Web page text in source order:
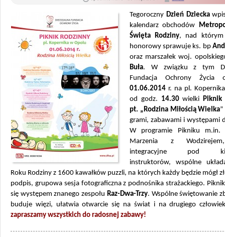
Tegoroczny Dzień Dziecka
kalendarz obchodów
Święta Rodziny, nad którym
honorowy sprawuje ks. bp
oraz marszałek woj.
Buła. W związku z tym
Fundacja Ochrony Życia
01.06.2014 r. na pl.
od godz. 14.30wielkiPiknik
pt. „Rodzina Miłością Wielka
grami, zabawami i występami
W programie Pikniku m.in.
Marzenia z
integracyjne pod
instruktorów, wspólne
Roku Rodziny z 1600 kawałków puzzli, na których każdy będzie mógł
podpis, grupowa sesja fotograficzna z podnośnika strażackiego.
się występem znanego zespołu Raz-Dwa-Trzy. Wspólne świętowanie
buduje więzi, ułatwia otwarcie się na świat i na drugiego
zapraszamy wszystkich do radosnej zabawy!